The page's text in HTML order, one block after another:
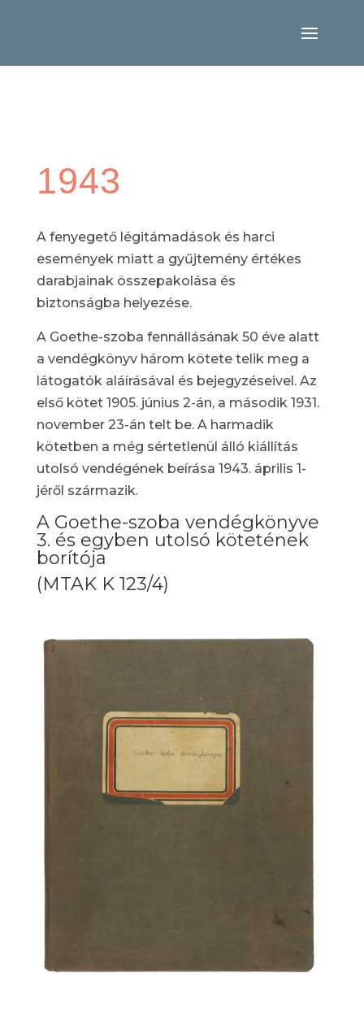
1943
A fenyegető légitámadások és harci
események miatt a gyűjtemény értékes
darabjainak összepakolása és
biztonságba helyezése.
A Goethe-szoba fennállásának 50 éve alatt
a vendégkönyv három kötete telik meg a
látogatók aláírásával és bejegyzéseivel. Az
első kötet 1905. június 2-án, a második 1931.
november 23-án telt be. A harmadik
kötetben a még sértetlenül álló kiállítás
utolsó vendégének beírása 1943. április 1-
jéről származik.
A Goethe-szoba vendégkönyve
3. és egyben utolsó kötetének
borítója
(MTAK K 123/4)